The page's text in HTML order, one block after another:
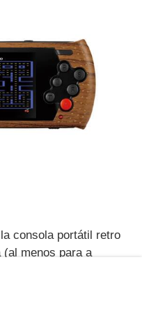
consola portátil retro
menos para a